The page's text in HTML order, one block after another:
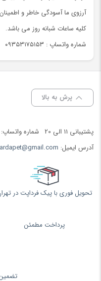
آرزوی ما آسودگی خاطر و
کلیه ساعات شبانه روز می باشد.
شماره واتساپ : ۰۹۳۵۳۱۷۵۱۵۳
پرش به بالا
پشتیبانی 11 الی 20 شماره واتساپ:
آدرس ایمیل:
تحویل فوری با پیک فرداپت در
پرداخت مطمئن